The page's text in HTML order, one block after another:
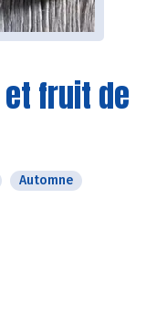
et fruit de
Automne